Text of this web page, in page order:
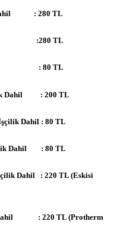
Dahil : 280 TL
Dahil :280 TL
Dahil : 80 TL
Dahil : 200 TL
Dahil : 80 TL
Dahil : 80 TL
Dahil : 220 TL (Eskisi
Dahil : 220 TL (Protherm